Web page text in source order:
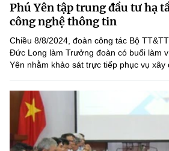
Phú Yên tập trung đầu tư hạ
công nghệ thông tin
Chiều 8/8/2024, đoàn công tác Bộ
Đức Long làm Trưởng đoàn có buổi làm
Yên nhằm khảo sát trực tiếp phục vụ xây